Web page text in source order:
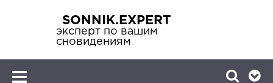
SONNIK.EXPERT
эксперт по вашим
сновидениям